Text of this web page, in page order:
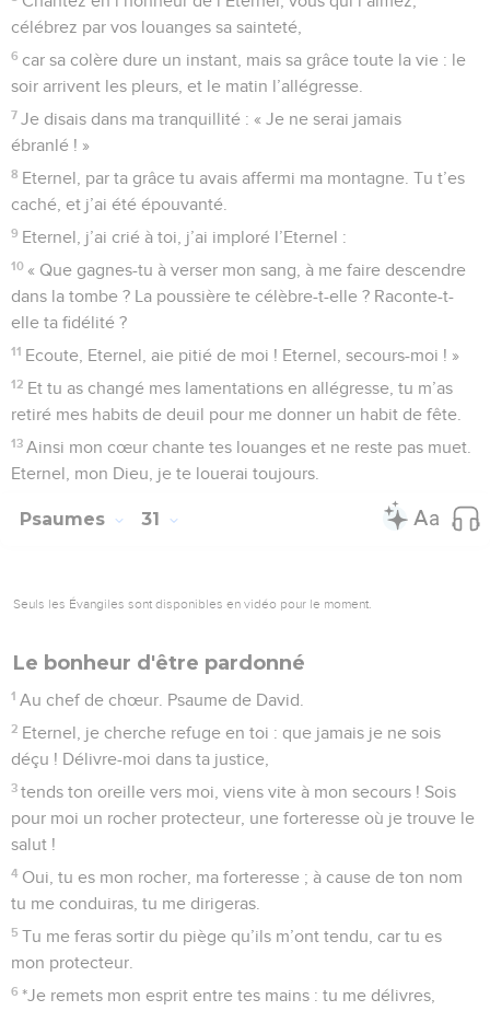
célébrez par vos louanges sa sainteté,
6 car sa colère dure un instant, mais sa grâce toute la vie : le
soir arrivent les pleurs, et le matin l’allégresse.
7 Je disais dans ma tranquillité : « Je ne serai jamais
ébranlé ! »
8 Eternel, par ta grâce tu avais affermi ma montagne. Tu t’es
caché, et j’ai été épouvanté.
9 Eternel, j’ai crié à toi, j’ai imploré l’Eternel :
10 « Que gagnes-tu à verser mon sang, à me faire descendre
dans la tombe ? La poussière te célèbre-t-elle ? Raconte-t-
elle ta fidélité ?
11 Ecoute, Eternel, aie pitié de moi ! Eternel, secours-moi ! »
12 Et tu as changé mes lamentations en allégresse, tu m’as
retiré mes habits de deuil pour me donner un habit de fête.
13 Ainsi mon cœur chante tes louanges et ne reste pas muet.
Eternel, mon Dieu, je te louerai toujours.
Psaumes 31
Seuls les Évangiles sont disponibles en vidéo pour le moment.
Le bonheur d'être pardonné
1 Au chef de chœur. Psaume de David.
2 Eternel, je cherche refuge en toi : que jamais je ne sois
déçu ! Délivre-moi dans ta justice,
3 tends ton oreille vers moi, viens vite à mon secours ! Sois
pour moi un rocher protecteur, une forteresse où je trouve le
salut !
4 Oui, tu es mon rocher, ma forteresse ; à cause de ton nom
tu me conduiras, tu me dirigeras.
5 Tu me feras sortir du piège qu’ils m’ont tendu, car tu es
mon protecteur.
6 *Je remets mon esprit entre tes mains : tu me délivres,